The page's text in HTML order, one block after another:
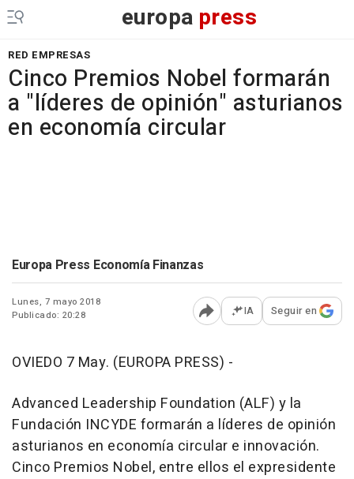
europa press
RED EMPRESAS
Cinco Premios Nobel formarán
a "líderes de opinión" asturianos
en economía circular
Europa Press Economía Finanzas
Lunes, 7 mayo 2018
Publicado: 20:28
Abrir opciones para
IA Seguir en
OVIEDO 7 May. (EUROPA PRESS) -
Advanced Leadership Foundation (ALF) y la
Fundación INCYDE formarán a líderes de opinión
asturianos en economía circular e innovación.
Cinco Premios Nobel, entre ellos el expresidente